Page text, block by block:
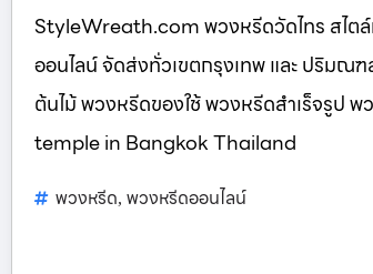
StyleWreath.com พวงหรีดวัดไทร สไต
ออนไลน์ จัดส่งทั่วเขตกรุงเทพ และ ปริม
ต้นไม้ พวงหรีดของใช้ พวงหรีดสำเร็จรู
temple in Bangkok Thailand
พวงหรีด, พวงหรีดออนไลน์